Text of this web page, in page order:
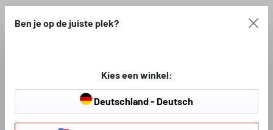
BESCHRIJVING
BEOORDELINGEN
Ben je op de juiste plek?
Kies een winkel:
Deutschland - Deutsch